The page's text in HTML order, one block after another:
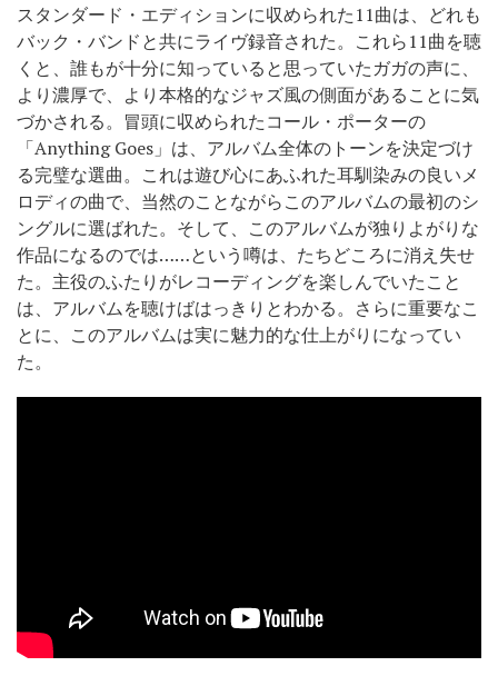
スタンダード・エディションに収められた11曲は、どれも
バック・バンドと共にライヴ録音された。これら11曲を聴
くと、誰もが十分に知っていると思っていたガガの声に、
より濃厚で、より本格的なジャズ風の側面があることに気
づかされる。冒頭に収められたコール・ポーターの
「Anything Goes」は、アルバム全体のトーンを決定づけ
る完璧な選曲。これは遊び心にあふれた耳馴染みの良いメ
ロディの曲で、当然のことながらこのアルバムの最初のシ
ングルに選ばれた。そして、このアルバムが独りよがりな
作品になるのでは……という噂は、たちどころに消え失せ
た。主役のふたりがレコーディングを楽しんでいたこと
は、アルバムを聴けばはっきりとわかる。さらに重要なこ
とに、このアルバムは実に魅力的な仕上がりになってい
た。